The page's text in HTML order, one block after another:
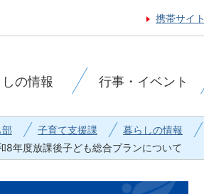
携帯サイト
しの情報 行事・イベント
子育て支援課 暮らしの情報
8年度放課後子ども総合プランについて